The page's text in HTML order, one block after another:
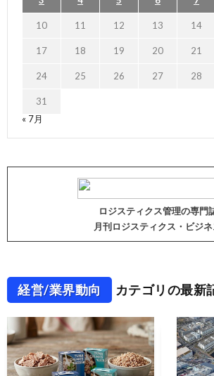
10 11 12 13 14
17 18 19 20 21
24 25 26 27 28
31
« 7月
ロジスティクス管理の専門
月刊ロジスティクス・ビジネ
経営/業界動向 カテゴリの最新